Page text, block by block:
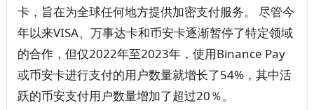
卡，旨在为全球任何地方提供加密支付服务。 尽管今
年以来VISA、万事达卡和币安卡逐渐暂停了特定领域
的合作，但仅2022年至2023年，使用Binance Pay
或币安卡进行支付的用户数量就增长了54%，其中活
跃的币安支付用户数量增加了超过20％。